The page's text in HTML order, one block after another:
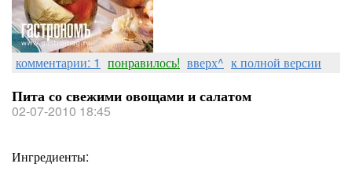
комментарии: 1 понравилось! вверх^ к полной версии
Пита со свежими овощами и салатом
02-07-2010 18:45
Ингредиенты: